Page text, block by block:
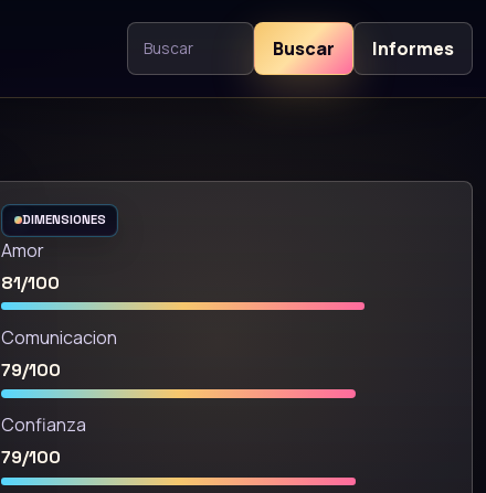
Buscar contenidoBuscar Informes
DIMENSIONES
Amor
81/100
Comunicacion
79/100
Confianza
79/100